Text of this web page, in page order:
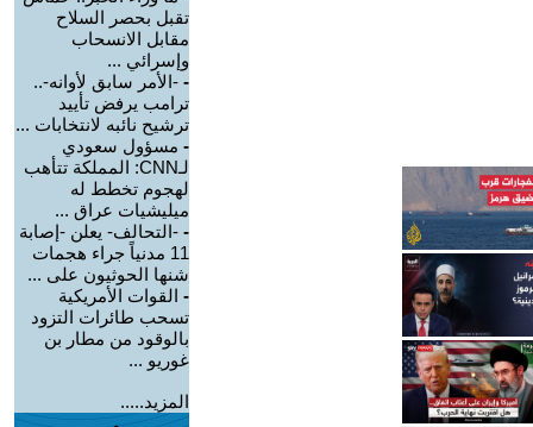
تقبل بحصر السلاح
مقابل الانسحاب
وإسرائي ...
- -الأمر سابق لأوانه-..
ترامب يرفض تأييد
ترشيح نائبه لانتخابات ...
- مسؤول سعودي
لـCNN: المملكة تتأهب
لهجوم تخطط له
ميليشيات عراق ...
- -التحالف- يعلن -إصابة
11 مدنياً جراء هجمات
شنها الحوثيون على ...
- القوات الأمريكية
تسحب طائرات التزود
بالوقود من مطار بن
غوريو ...
المزيد.....